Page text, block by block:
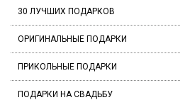
30 ЛУЧШИХ ПОДАРКОВ
ОРИГИНАЛЬНЫЕ ПОДАРКИ
ПРИКОЛЬНЫЕ ПОДАРКИ
ПОДАРКИ НА СВАДЬБУ